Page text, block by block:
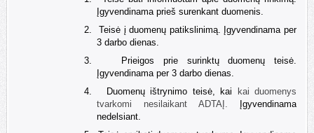
Įgyvendinama prieš surenkant duomenis.
2.
Teisė į duomenų patikslinimą. Įgyvendinama per
3 darbo dienas.
3.
Prieigos prie surinktų duomenų teisė.
Įgyvendinama per3 darbo dienas.
4.
Duomenų ištrynimo teisė, kai
kai duomenys
tvarkomi nesilaikant ADTAĮ.
Įgyvendinama
nedelsiant.